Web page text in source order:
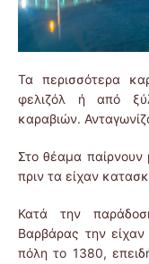
Τα περισσότερα
φελιζόλ ή από
καραβιών.
Στο θέαμα παίρνουν
πριν τα είχαν
Κατά την
Βαρβάρας την είχαν
πόλη το 1380,